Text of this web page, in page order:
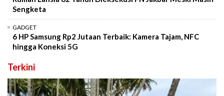
Sengketa
GADGET
6 HP Samsung Rp2 Jutaan Terbaik: Kamera Tajam, NFC
hingga Koneksi 5G
Terkini